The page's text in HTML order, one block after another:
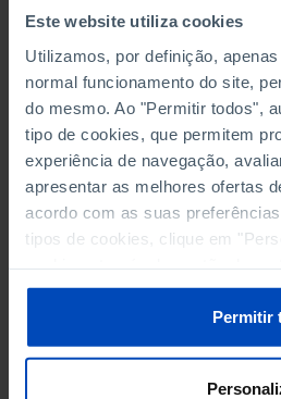
Este website utiliza cookies
Utilizamos, por definição,
normal funcionamento do site,
do mesmo. Ao "Permitir todos",
tipo de cookies, que permitem
experiência de navegação,
apresentar as melhores ofertas
acordo com as suas
tipos de cookies, clique em
Política de Cookies.
Permitir
Data according to the
Nomenclature of
Purposes (NUTS). For
NUTS II and III, updated to
Excel archive file available
Sources/Entities: INE, PORDATA
Last updated: 2026-02-12
Inactive population aged 16 and over: